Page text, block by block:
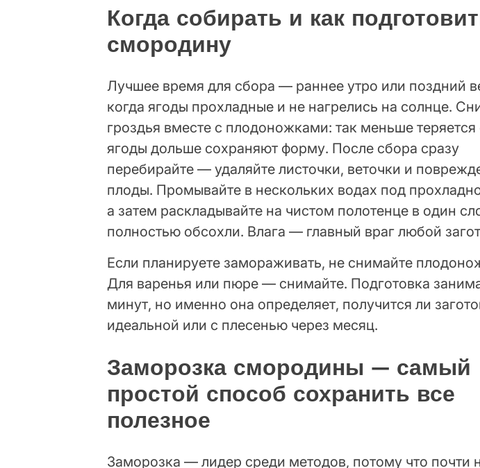
Когда собирать и как
смородину
Лучшее время для сбора — раннее утро или поздний
когда ягоды прохладные и не нагрелись на солнце.
гроздья вместе с плодоножками: так меньше теряется
ягоды дольше сохраняют форму. После сбора сразу
перебирайте — удаляйте листочки, веточки и
плоды. Промывайте в нескольких водах под
а затем раскладывайте на чистом полотенце в один
полностью обсохли. Влага — главный враг любой
Если планируете замораживать, не снимайте
Для варенья или пюре — снимайте. Подготовка
минут, но именно она определяет, получится ли
идеальной или с плесенью через месяц.
Заморозка смородины — самый
простой способ сохранить все
полезное
Заморозка — лидер среди методов, потому что почти